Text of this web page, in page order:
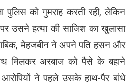
पुलिस को गुमराह करती रही, लेकिन
उसने हत्या की साजिश का खुलासा
मेहजबीन ने अपने पति हसन और
मिलकर अरबाज को पैसे के बहाने
आरोपियों ने पहले उसके हाथ-पैर बांधे